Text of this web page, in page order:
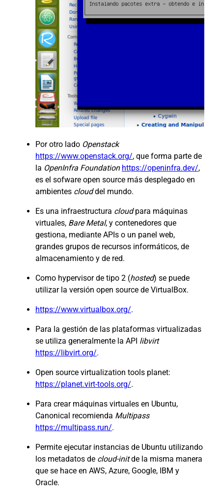
Por otro lado Openstack
https://www.openstack.org/, que forma parte de
la OpenInfra Foundation https://openinfra.dev/,
es el sofware open source más desplegado en
ambientes clouddel mundo.
Es una infraestructura cloudpara máquinas
virtuales, Bare Metal, y contenedores que
gestiona, mediante APIs o un panel web,
grandes grupos de recursos informáticos, de
almacenamiento y de red.
Como hypervisor de tipo 2 (hosted) se puede
utilizar la versión open source de VirtualBox.
https://www.virtualbox.org/.
Para la gestión de las plataformas virtualizadas
se utiliza generalmente la API libvirt
https://libvirt.org/.
Open source virtualization tools planet:
https://planet.virt-tools.org/.
Para crear máquinas virtuales en Ubuntu,
Canonical recomienda Multipass
https://multipass.run/.
Permite ejecutar instancias de Ubuntu utilizando
los metadatos de cloud-initde la misma manera
que se hace en AWS, Azure, Google, IBM y
Oracle.